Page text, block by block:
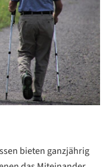
bieten ganzjährig